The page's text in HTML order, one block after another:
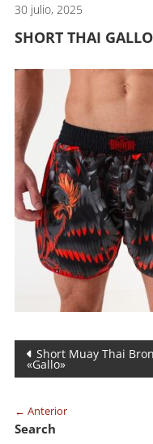
30 julio, 2025
SHORT THAI
de
entradas
Short Muay Thai
«Gallo»
← Anterior
Search